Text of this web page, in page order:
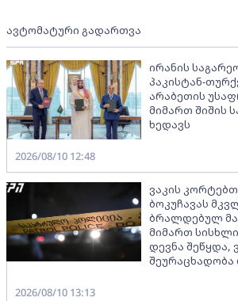
ავტომატური გადართვა
ირანის
პაკისტან-
არაბეთის
მიმართ შიშის
ხედავს
2026/08/10 12:48
ვაკის
ბოკუჩავას
ბრალდებულ
მიმართ
დევნა შეწყდა,
2026/08/10 13:13